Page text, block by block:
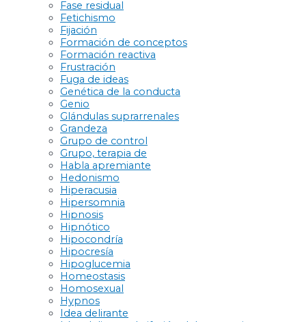
Fase residual
Fetichismo
Fijación
Formación de conceptos
Formación reactiva
Frustración
Fuga de ideas
Genética de la conducta
Genio
Glándulas suprarrenales
Grandeza
Grupo de control
Grupo, terapia de
Habla apremiante
Hedonismo
Hiperacusia
Hipersomnia
Hipnosis
Hipnótico
Hipocondría
Hipocresía
Hipoglucemia
Homeostasis
Homosexual
Hypnos
Idea delirante